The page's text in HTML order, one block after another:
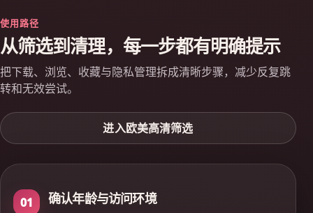
使用路径
从筛选到清理，每一步都有明确提示
把下载、浏览、收藏与隐私管理拆成清晰步骤，减少反复跳
转和无效尝试。
进入欧美高清筛选
01 确认年龄与访问环境